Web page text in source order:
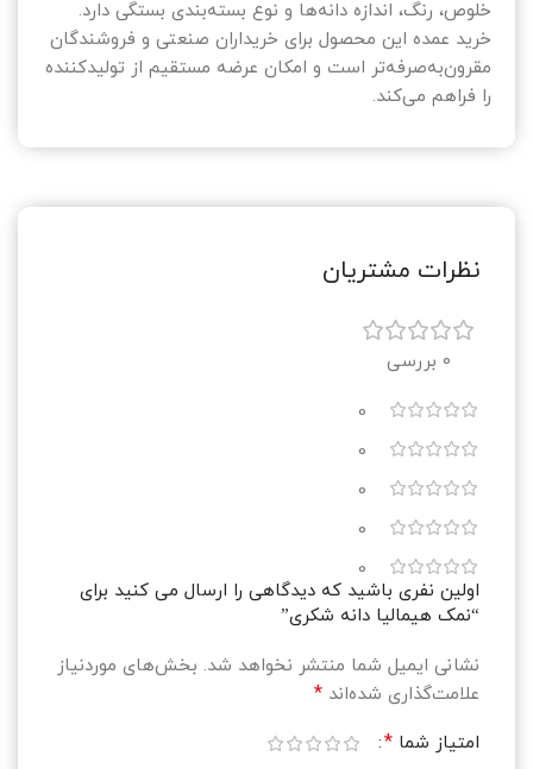
خلوص، رنگ، اندازه دانه‌ها و نوع بسته‌بندی بستگی دارد.
خرید عمده این محصول برای خریداران صنعتی و فروشندگان
مقرون‌به‌صرفه‌تر است و امکان عرضه مستقیم از تولیدکننده
را فراهم می‌کند.
نظرات مشتریان
0 بررسی
0
0
0
0
0
اولین نفری باشید که دیدگاهی را ارسال می کنید برای
“نمک هیمالیا دانه شکری”
نشانی ایمیل شما منتشر نخواهد شد. بخش‌های موردنیاز
علامت‌گذاری شده‌اند *
امتیاز شما *